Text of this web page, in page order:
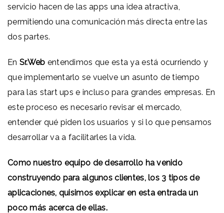
servicio hacen de las apps una idea atractiva,
permitiendo una comunicación más directa entre las
dos partes.
En Sr.Web entendimos que esta ya está ocurriendo y
que implementarlo se vuelve un asunto de tiempo
para las start ups e incluso para grandes empresas. En
este proceso es necesario revisar el mercado,
entender qué piden los usuarios y si lo que pensamos
desarrollar va a facilitarles la vida.
Como nuestro equipo de desarrollo ha venido
construyendo para algunos clientes, los 3 tipos de
aplicaciones, quisimos explicar en esta entrada un
poco más acerca de ellas.